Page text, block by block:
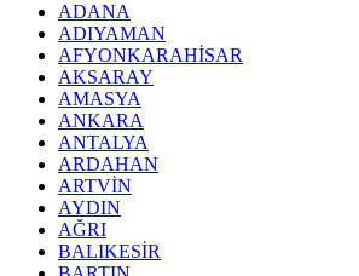
ADANA
ADIYAMAN
AFYONKARAHİSAR
AKSARAY
AMASYA
ANKARA
ANTALYA
ARDAHAN
ARTVİN
AYDIN
AĞRI
BALIKESİR